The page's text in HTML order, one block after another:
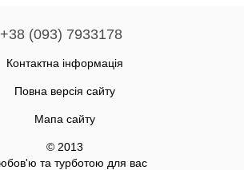
+38 (093) 7933178
Контактна інформація
Повна версія сайту
Мапа сайту
© 2013
та турботою для вас